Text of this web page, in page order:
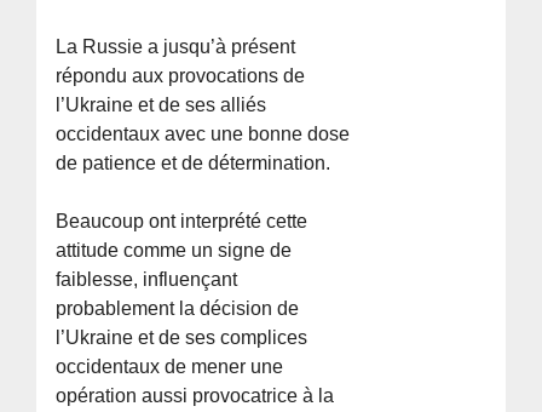
La Russie a jusqu’à présent
répondu aux provocations de
l’Ukraine et de ses alliés
occidentaux avec une bonne dose
de patience et de détermination.
Beaucoup ont interprété cette
attitude comme un signe de
faiblesse, influençant
probablement la décision de
l’Ukraine et de ses complices
occidentaux de mener une
opération aussi provocatrice à la